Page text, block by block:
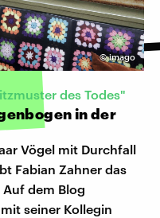
©imago
des Todes"
in der
Vögel mit Durchfall
Fabian Zahner das
dem Blog
seiner Kollegin